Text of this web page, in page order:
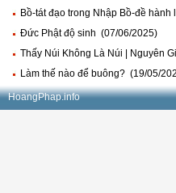
Bồ-tát đạo trong Nhập Bồ-đề
Đức Phật độ sinh (07/06/2025)
Thấy Núi Không Là Núi | Nguyên
Làm thế nào để buông? (19/05/
HoangPhap.info